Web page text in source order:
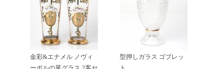
bábovkaについて
ご注文・送料について
お問合せ金彩&エナメル ノヴィ
型押しガラス ゴブレッ